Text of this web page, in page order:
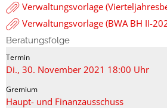
Verwaltungsvorlage
Verwaltungsvorlage (BWA BH II-
Beratungsfolge
Di., 30. November 2021 18:00 Uhr
Haupt- und Finanzausschuss